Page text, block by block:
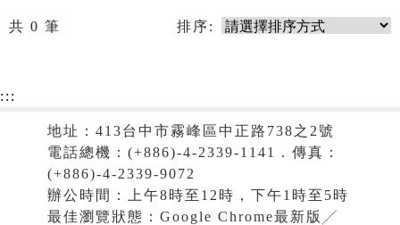
共 0 筆 排序:
:::
地址：413台中市霧峰區中正路738之2號
電話總機：(+886)-4-2339-1141．傳真：
(+886)-4-2339-9072
辦公時間：上午8時至12時，下午1時至5時
最佳瀏覽狀態：Google Chrome最新版╱